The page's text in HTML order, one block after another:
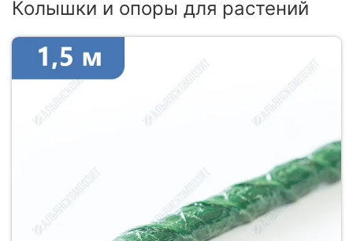
Колышки и опоры для растений